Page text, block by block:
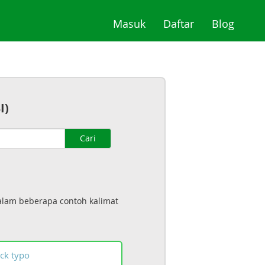
Masuk(current)
Daftar(current)
Blog
Cari
beberapa contoh kalimat
typo